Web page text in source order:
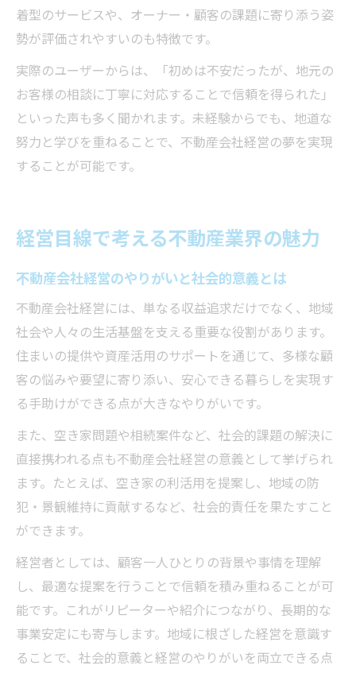
着型のサービスや、オーナー・顧客の課題に寄り添う姿
勢が評価されやすいのも特徴です。
実際のユーザーからは、「初めは不安だったが、地元の
お客様の相談に丁寧に対応することで信頼を得られた」
といった声も多く聞かれます。未経験からでも、地道な
努力と学びを重ねることで、不動産会社経営の夢を実現
することが可能です。
経営目線で考える不動産業界の魅力
不動産会社経営のやりがいと社会的意義とは
不動産会社経営には、単なる収益追求だけでなく、地域
社会や人々の生活基盤を支える重要な役割があります。
住まいの提供や資産活用のサポートを通じて、多様な顧
客の悩みや要望に寄り添い、安心できる暮らしを実現す
る手助けができる点が大きなやりがいです。
また、空き家問題や相続案件など、社会的課題の解決に
直接携われる点も不動産会社経営の意義として挙げられ
ます。たとえば、空き家の利活用を提案し、地域の防
犯・景観維持に貢献するなど、社会的責任を果たすこと
ができます。
経営者としては、顧客一人ひとりの背景や事情を理解
し、最適な提案を行うことで信頼を積み重ねることが可
能です。これがリピーターや紹介につながり、長期的な
事業安定にも寄与します。地域に根ざした経営を意識す
ることで、社会的意義と経営のやりがいを両立できる点